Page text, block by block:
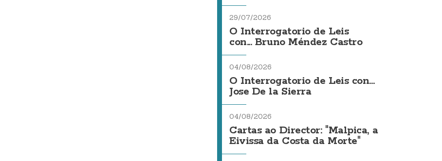
29/07/2026
O Interrogatorio de Leis
con... Bruno Méndez Castro
04/08/2026
O Interrogatorio de Leis con...
Jose De la Sierra
04/08/2026
Cartas ao Director: "Malpica, a
Eivissa da Costa da Morte"